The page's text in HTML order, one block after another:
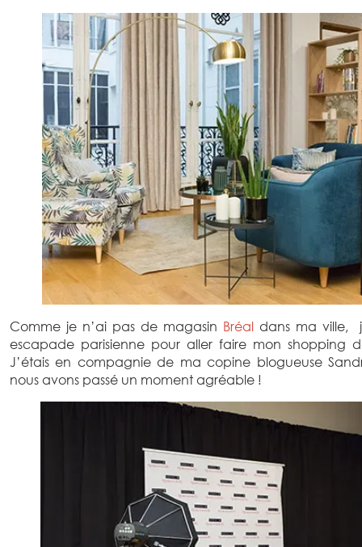
Comme je n’ai pas de magasin Bréaldans ma ville,
escapade parisienne pour aller faire mon shopping
J’étais en compagnie de ma copine blogueuse
nous avons passé un moment agréable !